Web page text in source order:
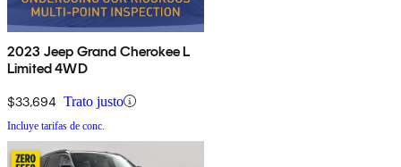
2023 Jeep Grand Cherokee L
Limited 4WD
$33,694 Trato justo
Incluye tarifas de conc.